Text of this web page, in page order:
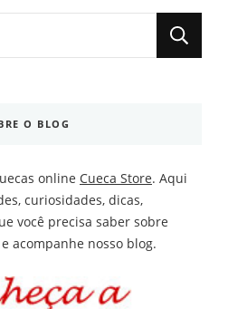
O BLOG
online Cueca Store. Aqui
curiosidades, dicas,
você precisa saber sobre
acompanhe nosso blog.